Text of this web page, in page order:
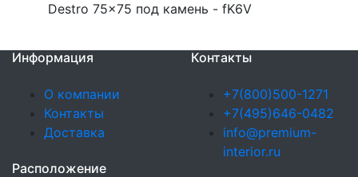
Destro 75x75 под камень - fK6V
Информация
О компании
Контакты
Доставка
Контакты
+7(800)500-1271
+7(495)646-0482
info@premium-
interior.ru
Расположение